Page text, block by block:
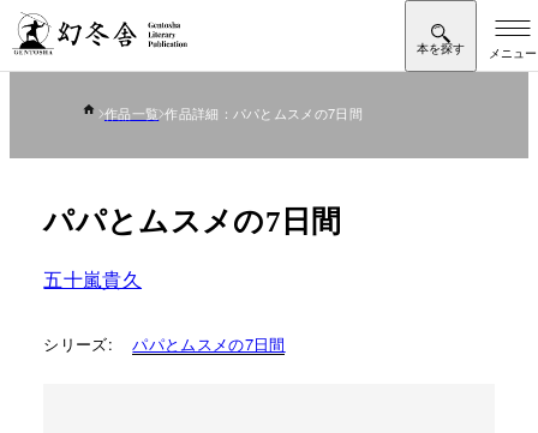
作品一覧 作品詳細：パパとムスメの7日間
パパとムスメの7日間
五十嵐貴久
シリーズ: パパとムスメの7日間